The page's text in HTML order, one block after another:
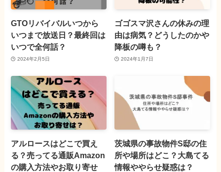
GTOリバイバルいつから
いつまで放送日？最終回は
いつで全何話？
2024年2月5日
ゴゴスマ沢さんの休みの理
由は病気？どうしたのかや
降板の噂も？
2024年1月7日
アルロースはどこで買え
る？売ってる通販Amazon
の購入方法やお取り寄せ
茨城県の事故物件S邸の住
所や場所はどこ？大島てる
情報ややらせ疑惑は？